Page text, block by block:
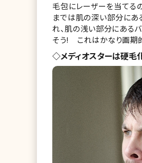
毛包にレーザーを当てる
までは肌の深い部分に
れ、肌の浅い部分にある
そう! これはかなり画期
◇メディオスターは硬毛